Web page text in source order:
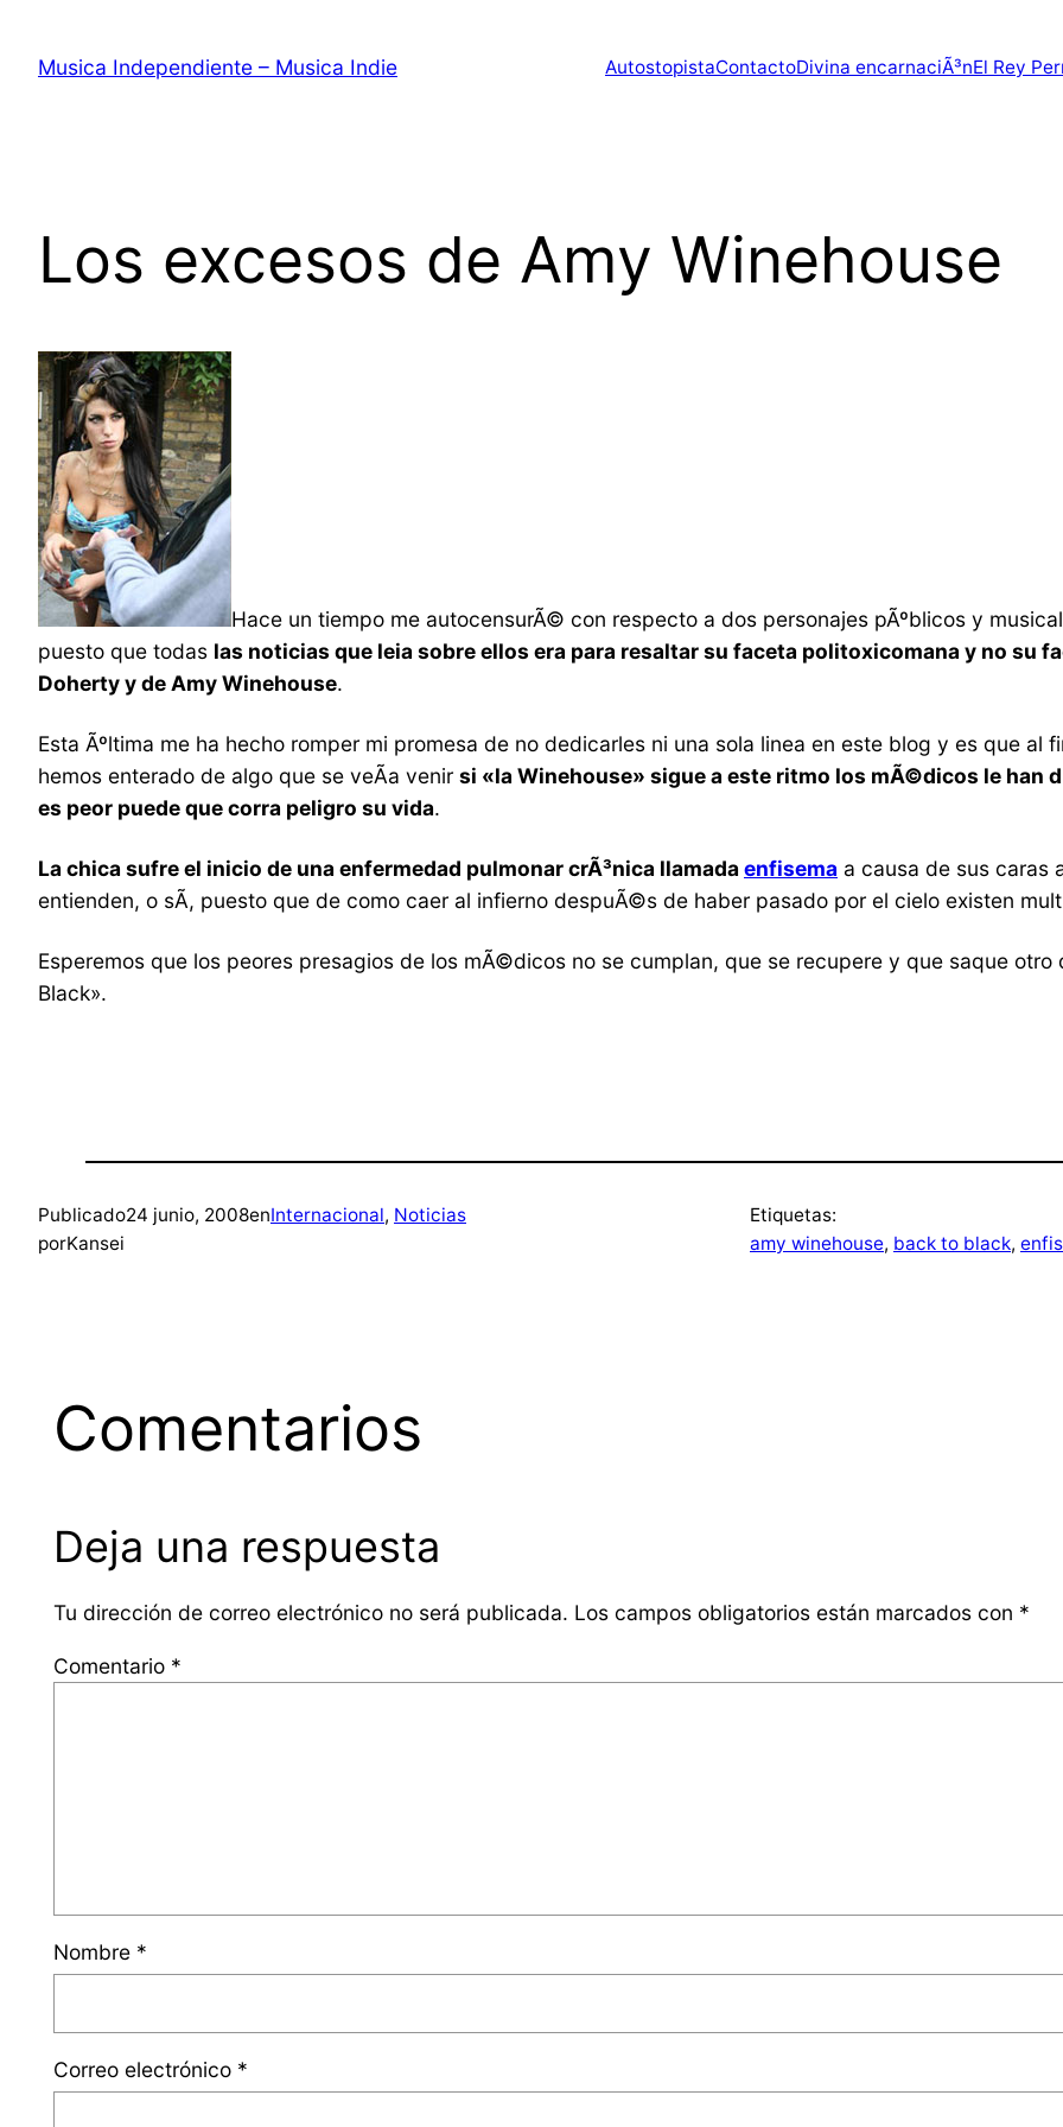
contenido
Musica Independiente – Musica Indie AutostopistaContactoDivina encarnaciÃ³nEl Rey
Los excesos de Amy Winehouse
Hace un tiempo me autocensurÃ© con respecto a dos personajes pÃºblicos y
puesto que todas las noticias que leia sobre ellos era para resaltar su faceta politoxicomana y no su
Doherty y de Amy Winehouse.
Esta Ãºltima me ha hecho romper mi promesa de no dedicarles ni una sola linea en este blog y es que al
hemos enterado de algo que se veÃ­a venir si «la Winehouse» sigue a este ritmo los mÃ©dicos le han
es peor puede que corra peligro su vida.
La chica sufre el inicio de una enfermedad pulmonar crÃ³nica llamada enfisema a causa de sus caras
entienden, o sÃ­, puesto que de como caer al infierno despuÃ©s de haber pasado por el cielo existen
Esperemos que los peores presagios de los mÃ©dicos no se cumplan, que se recupere y que saque
Black».
Publicado24 junio, 2008enInternacional, Noticias
porKansei
Etiquetas:
amy winehouse, back to black,
Comentarios
Deja una respuesta
Tu dirección de correo electrónico no será publicada. Los campos obligatorios están marcados con *
Comentario *
Nombre *
Correo electrónico *